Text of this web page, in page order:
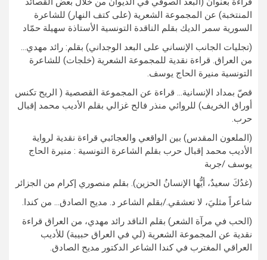
المنتخبة) عن المجموعة الشعرية (على كتف النهار) للشاعرة
السورية سمر الديك بقلم الناقدة التونسية الأستاذة سهيلة حمّاد
(تجليات الجانب الإنساني على البعد الوجداني) بقلم: رائد مهدي…
من العراق. قراءة نقدية للمجموعة الشعرية (خلجات) للشاعرة
التونسية منيرة الحاج يوسف.
قصّ بمداد الإنسانية… قراءة عن المجموعة القصصية ( الريح تكنس
أوراق الخريف) للروائي منذر فالح غزالي بقلم الأديب محمد إقبال
حرب.
(الملعون المقدس) بين الواقعي والعجائبي قراءة نقدية لرواية
الأديب محمد إقبال حرب بقلم الشاعرة التونسية : منيرة الحاج
يوسف /جربة
(غدُكَ سعيدٌ، أيُّها الإنسانُ الحزين). بقلم منصوري إكرام من الجزائر
شاعراً مثليَ، لا تعشقي./بقلم الشاعر د. مديح الصادق… من كندا.
(الحب في مرآة الشعر) بقلم الناقد رائد مهدي، من العراق قراءة
نقدية عن المجموعة الشعرية (لي في العراق حبيبة) للأديب
العراقي المغترب في كندا الشاعر الدكتور مديح الصادق.